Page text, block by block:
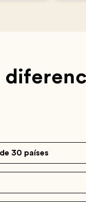
30 países